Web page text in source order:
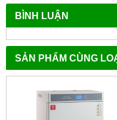
BÌNH LUẬN
SẢN PHẨM CÙNG